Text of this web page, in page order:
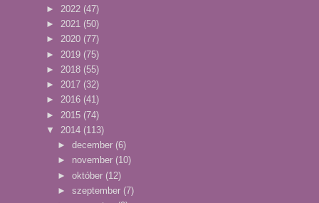
► 2022 (47)
► 2021 (50)
► 2020 (77)
► 2019 (75)
► 2018 (55)
► 2017 (32)
► 2016 (41)
► 2015 (74)
▼ 2014 (113)
► december (6)
► november (10)
► október (12)
► szeptember (7)